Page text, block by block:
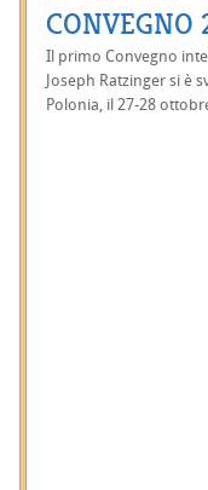
CONVEGNO
Il primo Convegno
Joseph Ratzinger si è
Polonia, il 27-28